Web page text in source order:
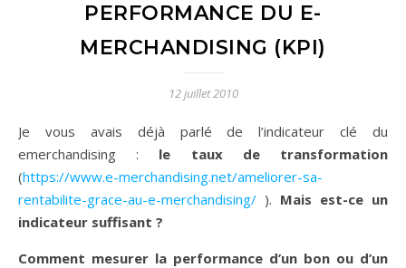
PERFORMANCE DU E-
MERCHANDISING (KPI)
12 juillet 2010
Je vous avais déjà parlé de l’indicateur clé du
emerchandising : le taux de transformation
(https://www.e-merchandising.net/ameliorer-sa-
rentabilite-grace-au-e-merchandising/ ). Mais est-ce un
indicateur suffisant ?
Comment mesurer la performance d’un bon ou d’un